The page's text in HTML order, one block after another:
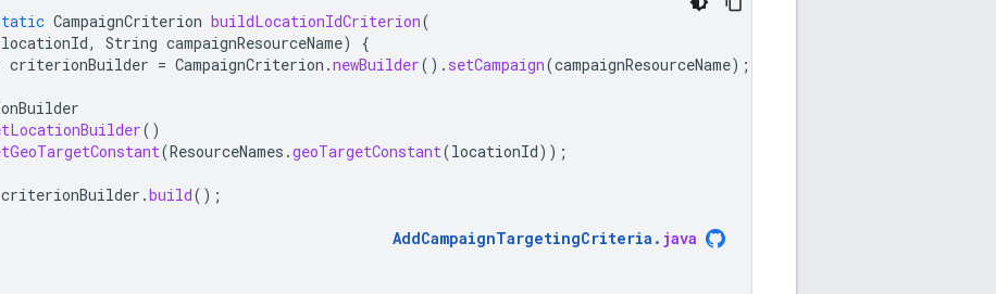
CampaignCriterion buildLocationIdCriterion(
locationId, String campaignResourceName)
{
criterionBuilder = CampaignCriterion .newBuilder(). setCampaign(campaignResourceName);
()
(ResourceNames .geoTargetConstant(locationId));
criterionBuilder .build();
AddCampaignTargetingCriteria . java